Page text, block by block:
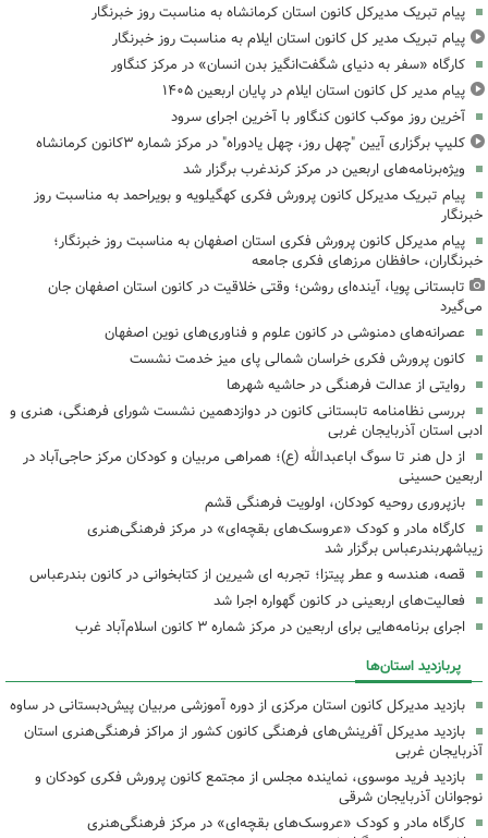
پیام تبریک مدیرکل کانون استان کرمانشاه به مناسبت روز خبرنگار
پیام تبریک مدیر کل کانون استان ایلام به مناسبت روز خبرنگار
کارگاه «سفر به دنیای شگفت‌انگیز بدن انسان» در مرکز کنگاور
پیام مدیر کل کانون استان ایلام در پایان اربعین ۱۴۰۵
آخرین روز موکب کانون کنگاور با آخرین اجرای سرود
کلیپ برگزاری آیین "چهل روز، چهل یادوراه" در مرکز شماره ۳کانون کرمانشاه
ویژه‌برنامه‌های اربعین در مرکز کرندغرب برگزار شد
پیام تبریک مدیرکل کانون پرورش فکری کهگیلویه و بویراحمد به مناسبت روز
خبرنگار
پیام مدیرکل کانون پرورش فکری استان اصفهان به مناسبت روز خبرنگار؛
خبرنگاران، حافظان مرزهای فکری جامعه
تابستانی پویا، آینده‌ای روشن؛ وقتی خلاقیت در کانون استان اصفهان جان
می‌گیرد
عصرانه‌های دمنوشی در کانون علوم و فناوری‌های نوین اصفهان
کانون پرورش فکری خراسان شمالی پای میز خدمت نشست
روایتی از عدالت فرهنگی در حاشیه شهرها
بررسی نظامنامه تابستانی کانون در دوازدهمین نشست شورای فرهنگی، هنری و
ادبی استان آذربایجان غربی
از دل هنر تا سوگ اباعبدالله (ع)؛ همراهی مربیان و کودکان مرکز حاجی‌آباد در
اربعین حسینی
بازپروری روحیه کودکان، اولویت فرهنگی قشم
کارگاه مادر و کودک «عروسک‌های بقچه‌ای» در مرکز فرهنگی‌هنری
زیباشهربندرعباس برگزار شد
قصه، هندسه و عطر پیتزا؛ تجربه ای شیرین از کتابخوانی در کانون بندرعباس
فعالیت‌های اربعینی در کانون گهواره اجرا شد
اجرای برنامه‌هایی برای اربعین در مرکز شماره ۳ کانون اسلام‌آباد غرب
پربازدید استان‌ها
بازدید مدیرکل کانون استان مرکزی از دوره آموزشی مربیان پیش‌دبستانی در ساوه
بازدید مدیرکل آفرینش‌های فرهنگی کانون کشور از مراکز فرهنگی‌هنری استان
آذربایجان غربی
بازدید فرید موسوی، نماینده مجلس از مجتمع کانون پرورش فکری کودکان و
نوجوانان آذربایجان شرقی
کارگاه مادر و کودک «عروسک‌های بقچه‌ای» در مرکز فرهنگی‌هنری